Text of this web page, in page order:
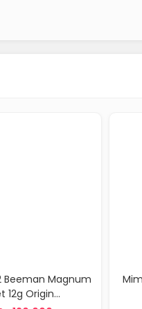
Mimis Senapan Angin Rifle
Super Magn...